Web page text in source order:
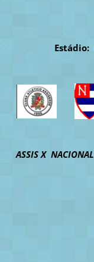
Estádio:
ASSIS X NACIONAL